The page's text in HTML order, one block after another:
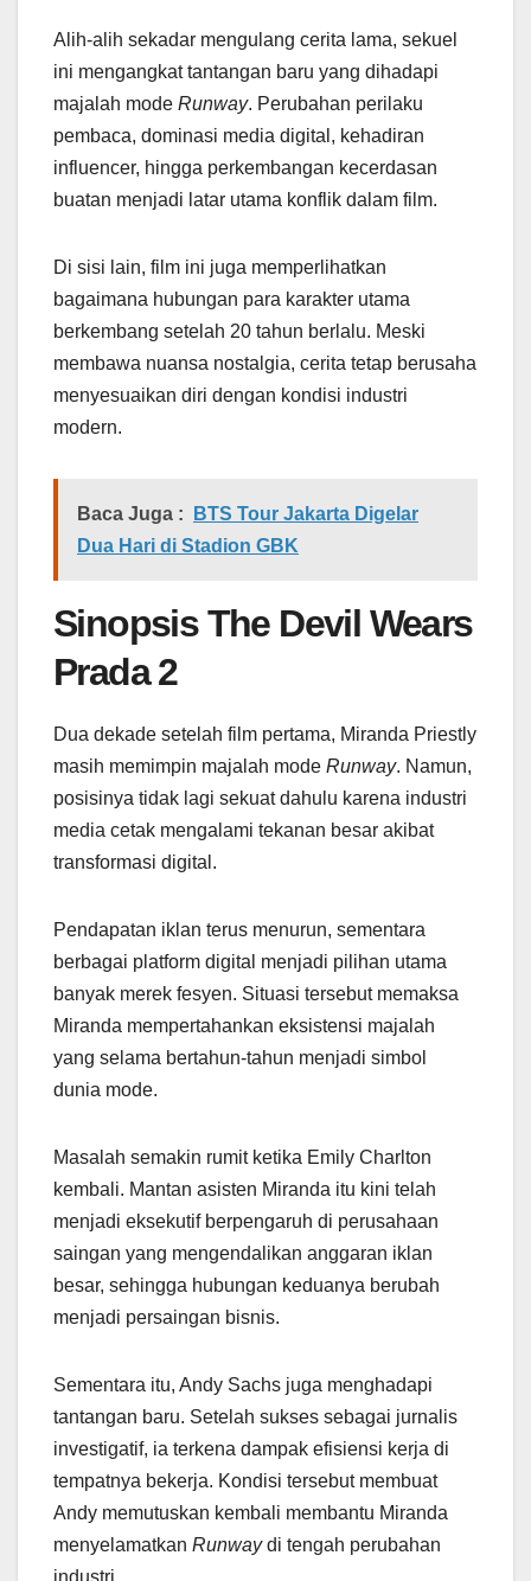
Alih-alih sekadar mengulang cerita lama, sekuel
ini mengangkat tantangan baru yang dihadapi
majalah mode Runway. Perubahan perilaku
pembaca, dominasi media digital, kehadiran
influencer, hingga perkembangan kecerdasan
buatan menjadi latar utama konflik dalam film.
Di sisi lain, film ini juga memperlihatkan
bagaimana hubungan para karakter utama
berkembang setelah 20 tahun berlalu. Meski
membawa nuansa nostalgia, cerita tetap berusaha
menyesuaikan diri dengan kondisi industri
modern.
Baca Juga :
BTS Tour Jakarta Digelar
Dua Hari di Stadion GBK
Sinopsis The Devil Wears
Prada 2
Dua dekade setelah film pertama, Miranda Priestly
masih memimpin majalah mode Runway. Namun,
posisinya tidak lagi sekuat dahulu karena industri
media cetak mengalami tekanan besar akibat
transformasi digital.
Pendapatan iklan terus menurun, sementara
berbagai platform digital menjadi pilihan utama
banyak merek fesyen. Situasi tersebut memaksa
Miranda mempertahankan eksistensi majalah
yang selama bertahun-tahun menjadi simbol
dunia mode.
Masalah semakin rumit ketika Emily Charlton
kembali. Mantan asisten Miranda itu kini telah
menjadi eksekutif berpengaruh di perusahaan
saingan yang mengendalikan anggaran iklan
besar, sehingga hubungan keduanya berubah
menjadi persaingan bisnis.
Sementara itu, Andy Sachs juga menghadapi
tantangan baru. Setelah sukses sebagai jurnalis
investigatif, ia terkena dampak efisiensi kerja di
tempatnya bekerja. Kondisi tersebut membuat
Andy memutuskan kembali membantu Miranda
menyelamatkan Runwaydi tengah perubahan